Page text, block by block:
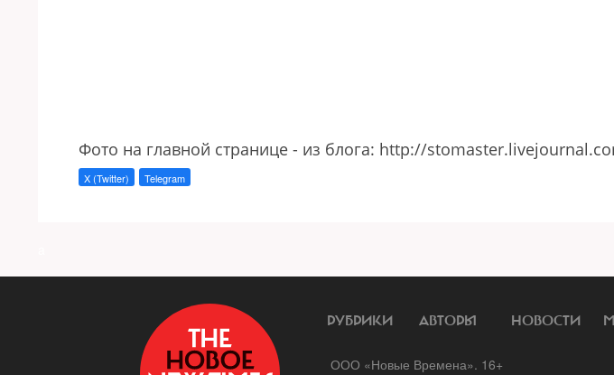
Фото на главной странице - из блога: http://
X (Twitter) Telegram
РУБРИКИ АВТОРЫ НОВОСТИ
ООО «Новые Времена». 16+